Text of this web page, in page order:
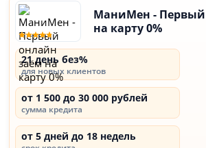
МаниМен -
на карту 0%
21 день без%
для новых клиентов
от 1 500 до 30 000 рублей
сумма кредита
от 5 дней до 18 недель